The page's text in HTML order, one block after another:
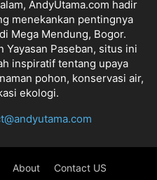
AndyUtama.com hadir
menekankan pentingnya
Mega Mendung, Bogor.
Yayasan Paseban, situs ini
inspiratif tentang upaya
pohon, konservasi air,
ekologi.
About Contact US